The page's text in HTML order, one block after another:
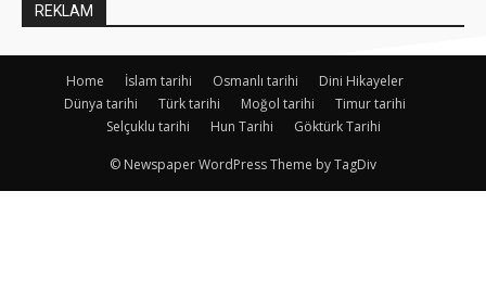
REKLAM
Home İslam tarihi Osmanlı tarihi
Dini Hikayeler
Dünya tarihi
Türk tarihi Moğol tarihi
Timur tarihi
Selçuklu tarihi
Hun Tarihi Göktürk Tarihi
© Newspaper WordPress Theme by TagDiv